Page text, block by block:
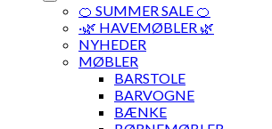
🍊 SUMMER SALE 🍊
·🌿 HAVEMØBLER 🌿
NYHEDER
MØBLER
BARSTOLE
BARVOGNE
BÆNKE